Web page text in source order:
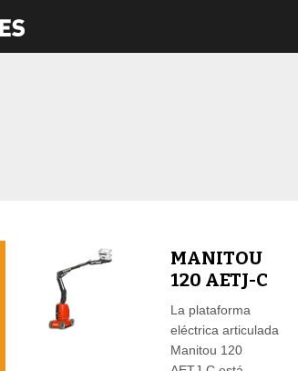
MANITOU
120 AETJ-C
La plataforma
eléctrica articulada
Manitou 120